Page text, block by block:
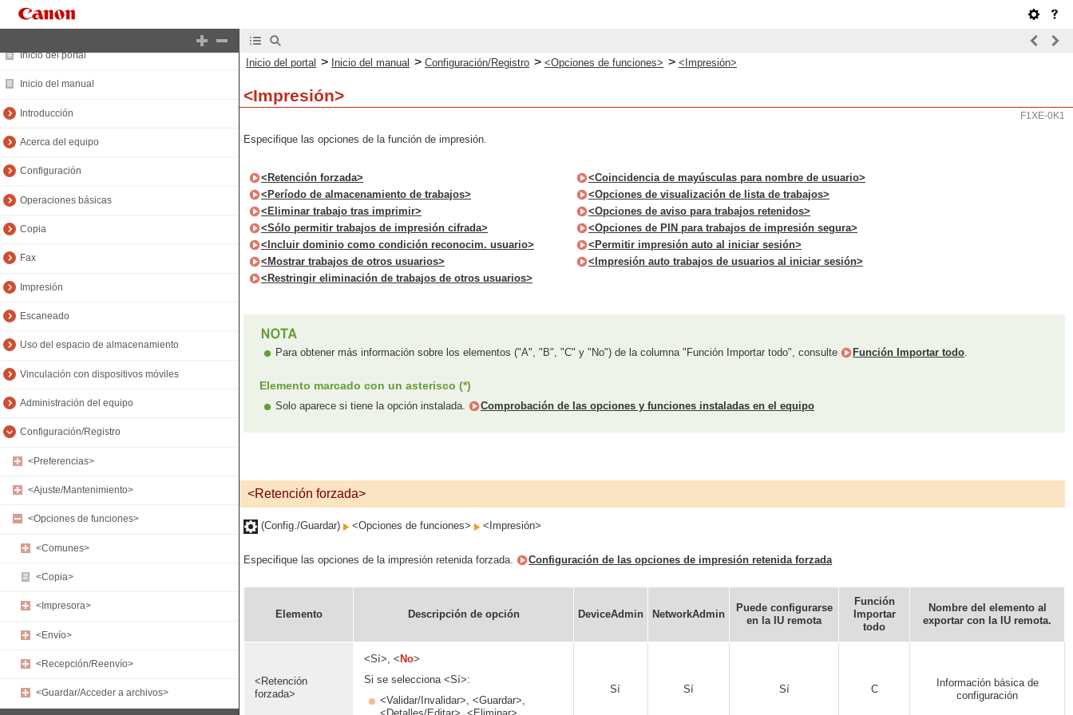
Inicio del portal
Inicio del manual
Introducción
Acerca del equipo
Configuración
Operaciones básicas
Copia
Fax
Impresión
Escaneado
Uso del espacio de almacenamiento
Vinculación con dispositivos móviles
Administración del equipo
Configuración/Registro
<Preferencias>
<Ajuste/Mantenimiento>
<Opciones de funciones>
<Comunes>
<Copia>
<Impresora>
<Envío>
<Recepción/Reenvío>
<Guardar/Acceder a archivos>
Inicio del portal > Inicio del manual > Configuración/Registro > <Opciones de funciones> > <Impresión>
<Impresión>
F1XE-0K1
Especifique las opciones de la función de impresión.
<Retención forzada>
<Período de almacenamiento de trabajos>
<Eliminar trabajo tras imprimir>
<Sólo permitir trabajos de impresión cifrada>
<Incluir dominio como condición reconocim. usuario>
<Mostrar trabajos de otros usuarios>
<Restringir eliminación de trabajos de otros usuarios>
<Coincidencia de mayúsculas para nombre de usuario>
<Opciones de visualización de lista de trabajos>
<Opciones de aviso para trabajos retenidos>
<Opciones de PIN para trabajos de impresión segura>
<Permitir impresión auto al iniciar sesión>
<Impresión auto trabajos de usuarios al iniciar sesión>
Para obtener más información sobre los elementos ("A", "B", "C" y "No") de la columna "Función Importar todo", consulte Función Importar todo.
Elemento marcado con un asterisco (*)
Solo aparece si tiene la opción instalada. Comprobación de las opciones y funciones instaladas en el equipo
<Retención forzada>
(Config./Guardar) <Opciones de funciones> <Impresión>
Especifique las opciones de la impresión retenida forzada. Configuración de las opciones de impresión retenida forzada
Elemento Descripción de opción DeviceAdmin NetworkAdmin
Puede configurarse
en la IU remota
Función
Importar
todo
Nombre del elemento al
exportar con la IU remota.
<Retención
forzada>
<Sí>, < No>
Si se selecciona <Sí>:
<Validar/Invalidar>, <Guardar>,
Sí Sí Sí C
Información básica de
configuración